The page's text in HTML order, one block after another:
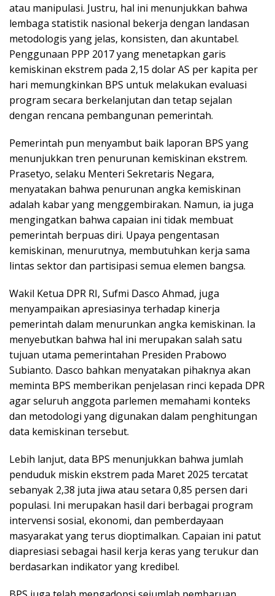
atau manipulasi. Justru, hal ini menunjukkan bahwa
lembaga statistik nasional bekerja dengan landasan
metodologis yang jelas, konsisten, dan akuntabel.
Penggunaan PPP 2017 yang menetapkan garis
kemiskinan ekstrem pada 2,15 dolar AS per kapita per
hari memungkinkan BPS untuk melakukan evaluasi
program secara berkelanjutan dan tetap sejalan
dengan rencana pembangunan pemerintah.
Pemerintah pun menyambut baik laporan BPS yang
menunjukkan tren penurunan kemiskinan ekstrem.
Prasetyo, selaku Menteri Sekretaris Negara,
menyatakan bahwa penurunan angka kemiskinan
adalah kabar yang menggembirakan. Namun, ia juga
mengingatkan bahwa capaian ini tidak membuat
pemerintah berpuas diri. Upaya pengentasan
kemiskinan, menurutnya, membutuhkan kerja sama
lintas sektor dan partisipasi semua elemen bangsa.
Wakil Ketua DPR RI, Sufmi Dasco Ahmad, juga
menyampaikan apresiasinya terhadap kinerja
pemerintah dalam menurunkan angka kemiskinan. Ia
menyebutkan bahwa hal ini merupakan salah satu
tujuan utama pemerintahan Presiden Prabowo
Subianto. Dasco bahkan menyatakan pihaknya akan
meminta BPS memberikan penjelasan rinci kepada DPR
agar seluruh anggota parlemen memahami konteks
dan metodologi yang digunakan dalam penghitungan
data kemiskinan tersebut.
Lebih lanjut, data BPS menunjukkan bahwa jumlah
penduduk miskin ekstrem pada Maret 2025 tercatat
sebanyak 2,38 juta jiwa atau setara 0,85 persen dari
populasi. Ini merupakan hasil dari berbagai program
intervensi sosial, ekonomi, dan pemberdayaan
masyarakat yang terus dioptimalkan. Capaian ini patut
diapresiasi sebagai hasil kerja keras yang terukur dan
berdasarkan indikator yang kredibel.